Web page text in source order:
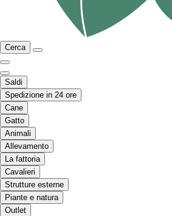
Cerca
Saldi
Spedizione in 24 ore
Cane
Gatto
Animali
Allevamento
La fattoria
Cavalieri
Strutture esterne
Piante e natura
Outlet